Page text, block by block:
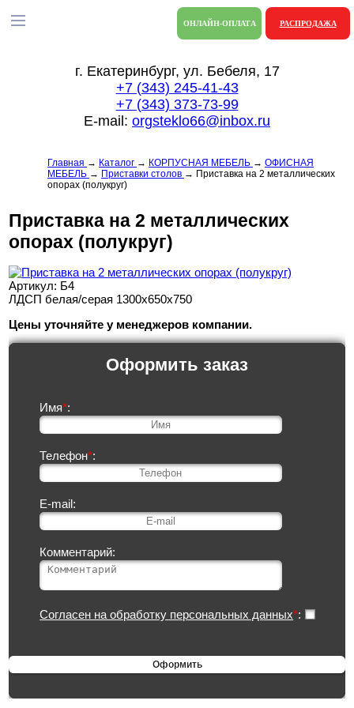
ОНЛАЙН-ОПЛАТА РАСПРОДАЖА
г. Екатеринбург, ул. Бебеля, 17
+7 (343) 245-41-43
+7 (343) 373-73-99
E-mail: orgsteklo66@inbox.ru
Главная → Каталог → КОРПУСНАЯ МЕБЕЛЬ → ОФИСНАЯ
МЕБЕЛЬ → Приставки столов → Приставка на 2 металлических
опорах (полукруг)
Приставка на 2 металлических
опорах (полукруг)
Артикул: Б4
ЛДСП белая/серая 1300х650х750
Цены уточняйте у менеджеров компании.
Оформить заказ
Имя*:
Телефон*:
E-mail:
Комментарий:
Согласен на обработку персональных данных*: